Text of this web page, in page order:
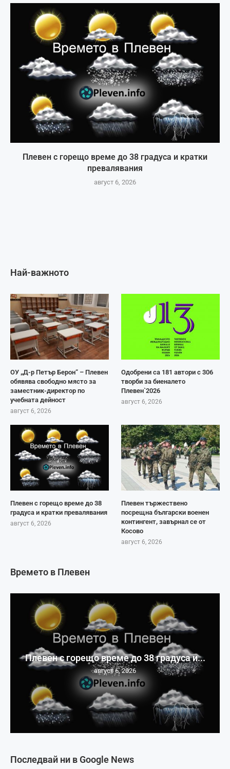
Плевен с горещо време до 38 градуса и кратки
превалявания
август 6, 2026
Последвай ни в Google News
Най-важното
ОУ „Д-р Петър Берон“ – Плевен
обявява свободно място за
заместник-директор по
учебната дейност
август 6, 2026
Одобрени са 181 автори с 306
творби за биеналето
Плевен`2026
август 6, 2026
Плевен с горещо време до 38
градуса и кратки превалявания
август 6, 2026
Плевен тържествено
посрещна български военен
контингент, завърнал се от
Косово
август 6, 2026
Времето в Плевен
Плевен с горещо време до 38 градуса и...
август 6, 2026